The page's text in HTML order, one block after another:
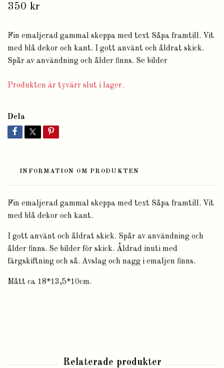
350 kr
Fin emaljerad gammal skeppa med text Såpa framtill. Vit
med blå dekor och kant. I gott använt och åldrat skick.
Spår av användning och ålder finns. Se bilder
Produkten är tyvärr slut i lager.
Dela
INFORMATION OM PRODUKTEN
Fin emaljerad gammal skeppa med text Såpa framtill. Vit
med blå dekor och kant.
I gott använt och åldrat skick. Spår av användning och
ålder finns. Se bilder för skick. Åldrad inuti med
färgskiftning och så. Avslag och nagg i emaljen finns.
Mått ca 18*13,5*10cm.